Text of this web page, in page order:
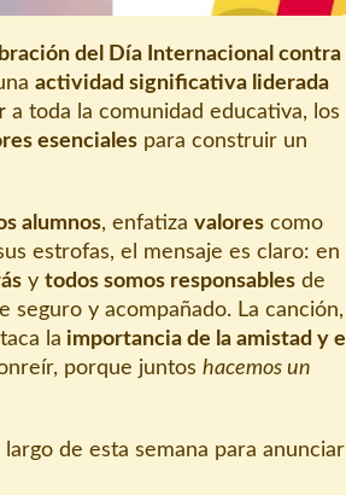
del Día Internacional contra
actividad significativa liderada
a toda la comunidad educativa, los
esenciales para construir un
alumnos, enfatiza valores como
estrofas, el mensaje es claro: en
y todos somos responsables de
y acompañado. La canción,
la importancia de la amistad y el
porque juntos hacemos un
largo de esta semana para anunciar